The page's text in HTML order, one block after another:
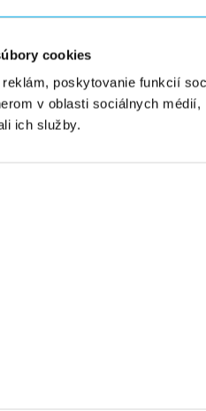
cookies
poskytovanie funkcií
v oblasti sociálnych
ich služby.